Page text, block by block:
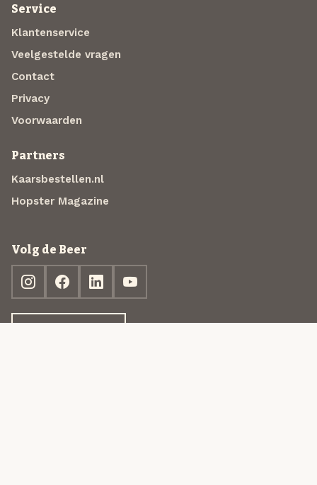
Service
Klantenservice
Veelgestelde vragen
Contact
Privacy
Voorwaarden
Partners
Kaarsbestellen.nl
Hopster Magazine
Volg de Beer